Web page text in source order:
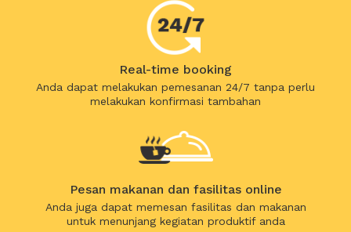
Real-time booking
Anda dapat melakukan pemesanan 24/7 tanpa perlu
melakukan konfirmasi tambahan
Pesan makanan dan fasilitas online
Anda juga dapat memesan fasilitas dan makanan
untuk menunjang kegiatan produktif anda